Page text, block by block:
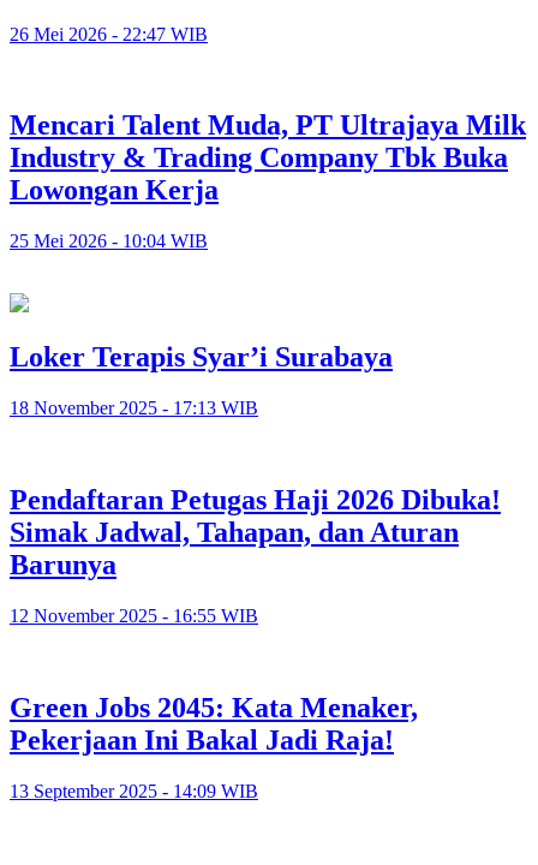
26 Mei 2026 - 22:47 WIB
Mencari Talent Muda, PT Ultrajaya Milk
Industry & Trading Company Tbk Buka
Lowongan Kerja
25 Mei 2026 - 10:04 WIB
Loker Terapis Syar’i Surabaya
18 November 2025 - 17:13 WIB
Pendaftaran Petugas Haji 2026 Dibuka!
Simak Jadwal, Tahapan, dan Aturan
Barunya
12 November 2025 - 16:55 WIB
Green Jobs 2045: Kata Menaker,
Pekerjaan Ini Bakal Jadi Raja!
13 September 2025 - 14:09 WIB